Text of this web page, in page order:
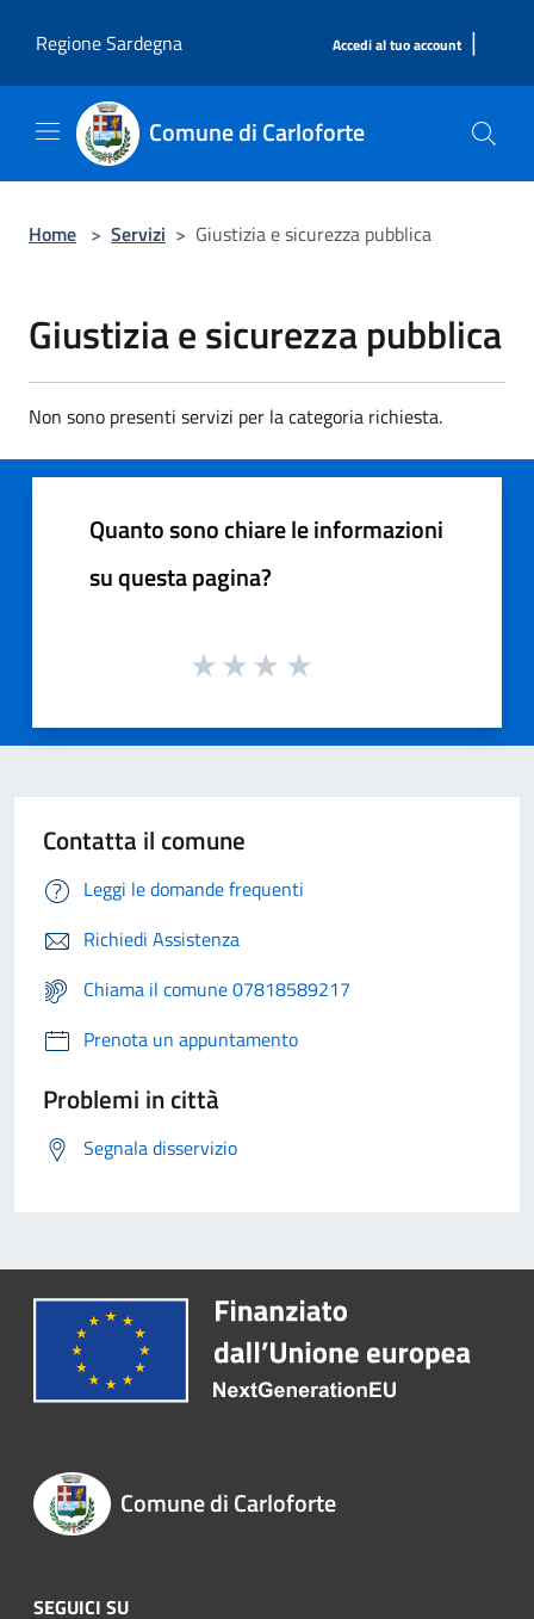
Regione Sardegna
Accedi al tuo account |
Comune di Carloforte
Home > Servizi > Giustizia e sicurezza pubblica
Giustizia e sicurezza pubblica
Non sono presenti servizi per la categoria richiesta.
Quanto sono chiare le informazioni
su questa pagina?
Contatta il comune
Leggi le domande frequenti
Richiedi Assistenza
Chiama il comune 07818589217
Prenota un appuntamento
Problemi in città
Segnala disservizio
Comune di Carloforte
SEGUICI SU